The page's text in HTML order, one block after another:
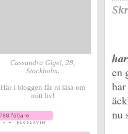
en
nu
Cassandra Gigel, 28,
Stockholm.
Här i bloggen får ni läsa om
mitt liv!